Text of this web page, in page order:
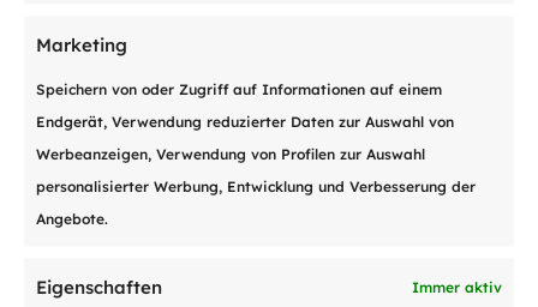
Marketing
Speichern von oder Zugriff auf Informationen auf einem
Endgerät, Verwendung reduzierter Daten zur Auswahl von
Werbeanzeigen, Verwendung von Profilen zur Auswahl
personalisierter Werbung, Entwicklung und Verbesserung der
Angebote.
Eigenschaften Immer aktiv
Das an Sie geschickte Schreiben enthält
eine vorgedruckte QR-Rechnung. Sie
können den Betrag via E-Banking
bezahlen oder direkt am Postschalter.